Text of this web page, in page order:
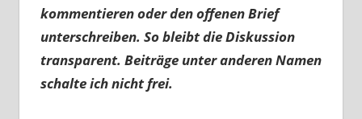
kommentieren oder den offenen Brief
unterschreiben. So bleibt die Diskussion
transparent. Beiträge unter anderen Namen
schalte ich nicht frei.